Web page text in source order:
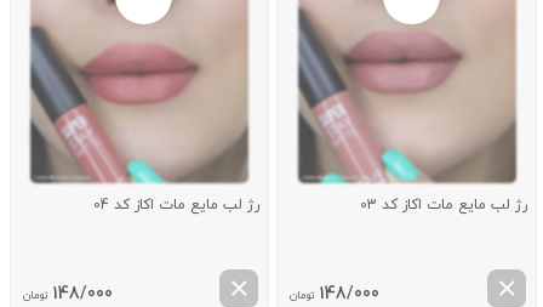
رژ لب مایع مات اکاز کد 03
148/000 تومان
رژ لب مایع مات اکاز کد 04
148/000 تومان